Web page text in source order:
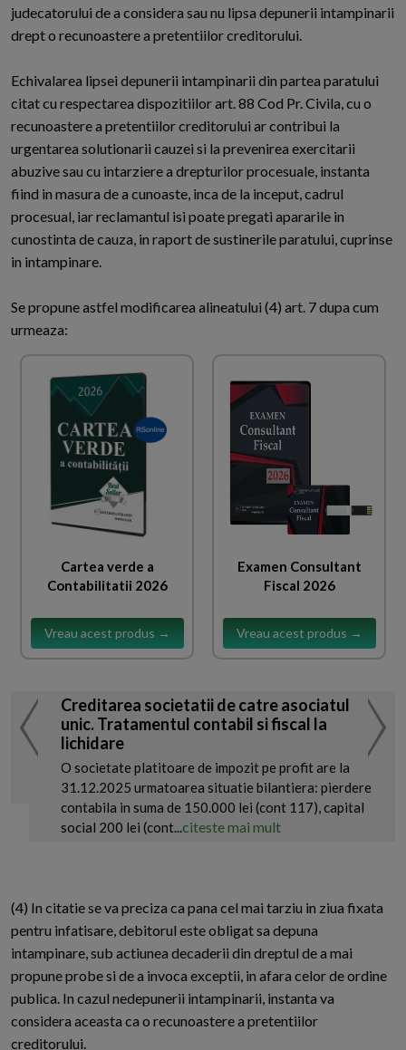
judecatorului de a considera sau nu lipsa depunerii intampinarii
drept o recunoastere a pretentiilor creditorului.
Echivalarea lipsei depunerii intampinarii din partea paratului
citat cu respectarea dispozitiilor art. 88 Cod Pr. Civila, cu o
recunoastere a pretentiilor creditorului ar contribui la
urgentarea solutionarii cauzei si la prevenirea exercitarii
abuzive sau cu intarziere a drepturilor procesuale, instanta
fiind in masura de a cunoaste, inca de la inceput, cadrul
procesual, iar reclamantul isi poate pregati apararile in
cunostinta de cauza, in raport de sustinerile paratului, cuprinse
in intampinare.
Se propune astfel modificarea alineatului (4) art. 7 dupa cum
urmeaza:
Cartea verde a
Contabilitatii 2026
Vreau acest produs →
Examen Consultant
Fiscal 2026
Vreau acest produs →
Creditarea societatii de catre asociatul
unic. Tratamentul contabil si fiscal la
lichidare
O societate platitoare de impozit pe profit are la
31.12.2025 urmatoarea situatie bilantiera: pierdere
contabila in suma de 150.000 lei (cont 117), capital
social 200 lei (cont...citeste mai mult
(4) In citatie se va preciza ca pana cel mai tarziu in ziua fixata
pentru infatisare, debitorul este obligat sa depuna
intampinare, sub actiunea decaderii din dreptul de a mai
propune probe si de a invoca exceptii, in afara celor de ordine
publica. In cazul nedepunerii intampinarii, instanta va
considera aceasta ca o recunoastere a pretentiilor
creditorului.